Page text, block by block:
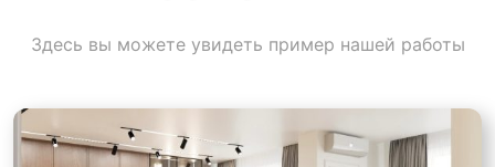
Здесь вы можете увидеть пример нашей работы